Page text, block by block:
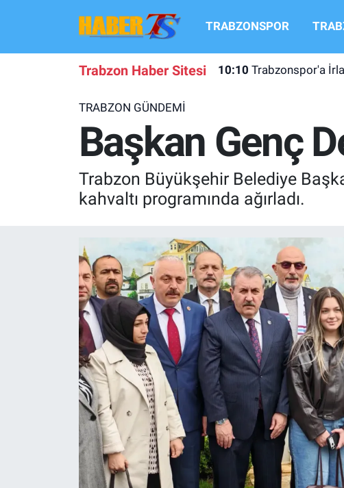
TRABZONSPOR
Trabzon Haber Sitesi 10:10 Trabzonspor'a
TRABZON GÜNDEMİ
Başkan Genç
Trabzon Büyükşehir Belediye
kahvaltı programında ağırladı.
TRABZONSPOR
TRANSFER HABERLERI
KULİS MEYDANI
FUTBOL
ALT LIGLER
TV VE SİNEMA
BASKETBOL
SAĞLIK
KÜLTÜR SANAT
Hava Durumu
Süper Lig Puan Durumu ve Fikstür
Tüm Manşetler
Son Dakika Haberleri